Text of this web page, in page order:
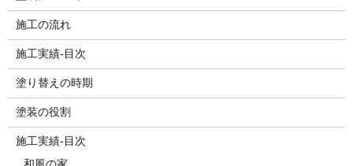
施工の流れ
施工実績-目次
塗り替えの時期
塗装の役割
施工実績-目次